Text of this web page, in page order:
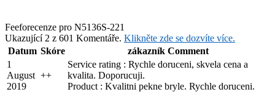
Feeforecenze pro N5136S-221
Ukazující 2 z 601 Komentáře. Klikněte zde se dozvíte více.
Datum Skóre
zákazník Comment
1
August
2019
++
Service rating : Rychle doruceni, skvela cena a
kvalita. Doporucuji.
Product : Kvalitni pekne bryle. Rychle doruceni.